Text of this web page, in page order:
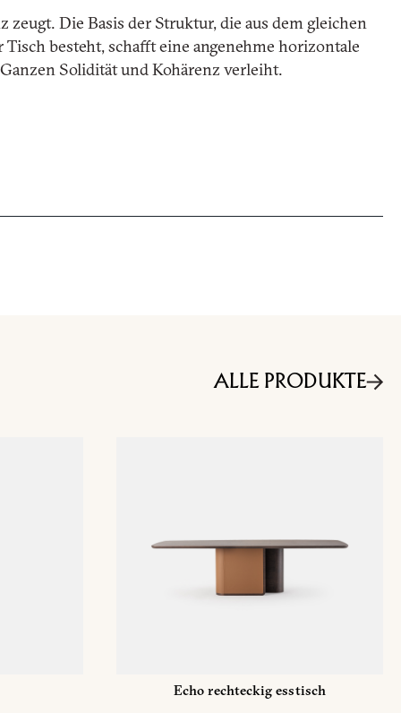
zeugt. Die Basis der Struktur, die aus dem gleichen
besteht, schafft eine angenehme horizontale
Solidität und Kohärenz verleiht.
ALLE PRODUKTE
Echo rechteckig esstisch
Verordnung 2016/679